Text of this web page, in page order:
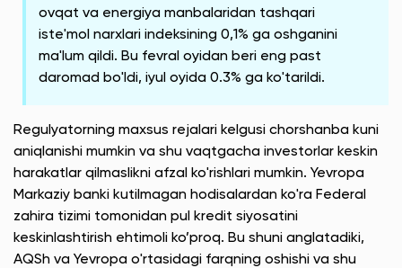
ovqat va energiya manbalaridan tashqari
iste'mol narxlari indeksining 0,1% ga oshganini
ma'lum qildi. Bu fevral oyidan beri eng past
daromad bo'ldi, iyul oyida 0.3% ga ko'tarildi.
Regulyatorning maxsus rejalari kelgusi chorshanba kuni
aniqlanishi mumkin va shu vaqtgacha investorlar keskin
harakatlar qilmaslikni afzal ko'rishlari mumkin. Yevropa
Markaziy banki kutilmagan hodisalardan ko'ra Federal
zahira tizimi tomonidan pul kredit siyosatini
keskinlashtirish ehtimoli ko’proq. Bu shuni anglatadiki,
AQSh va Yevropa o'rtasidagi farqning oshishi va shu